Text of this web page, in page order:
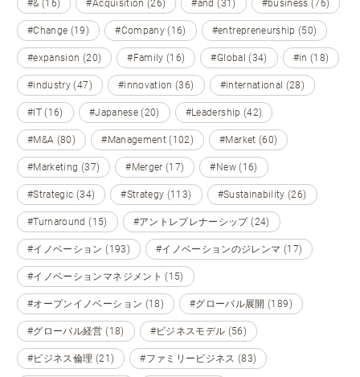
#& (16) #Acquisition (26) #and (31) #business (76)
#Change (19) #Company (16) #entrepreneurship (50)
#expansion (20) #Family (16) #Global (34) #in (18)
#industry (47) #innovation (36) #international (28)
#IT (16) #Japanese (20) #Leadership (42)
#M&A (80) #Management (102) #Market (60)
#Marketing (37) #Merger (17) #New (16)
#Strategic (34) #Strategy (113) #Sustainability (26)
#Turnaround (15) #アントレプレナーシップ (24)
#イノベーション (193) #イノベーションのジレンマ (17)
#イノベーションマネジメント (15)
#オープンイノベーション (18) #グローバル展開 (189)
#グローバル経営 (18) #ビジネスモデル (56)
#ビジネス倫理 (21) #ファミリービジネス (83)